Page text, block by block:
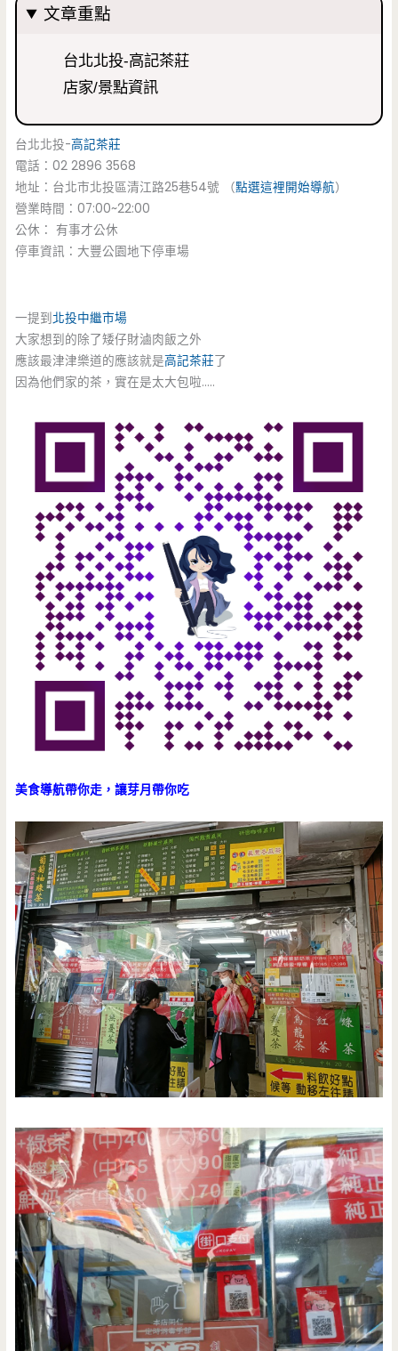
文章重點
台北北投-高記茶莊
店家/景點資訊
台北北投-高記茶莊
電話：02 2896 3568
地址：台北市北投區清江路25巷54號 （點選這裡開始導航）
營業時間：07:00~22:00
公休： 有事才公休
停車資訊：大豐公園地下停車場
一提到北投中繼市場
大家想到的除了矮仔財滷肉飯之外
應該最津津樂道的應該就是高記茶莊了
因為他們家的茶，實在是太大包啦…..
美食導航帶你走，讓芽月帶你吃